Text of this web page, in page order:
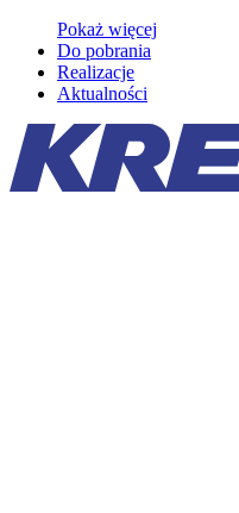
Pokaż więcej
Do pobrania
Realizacje
Aktualności